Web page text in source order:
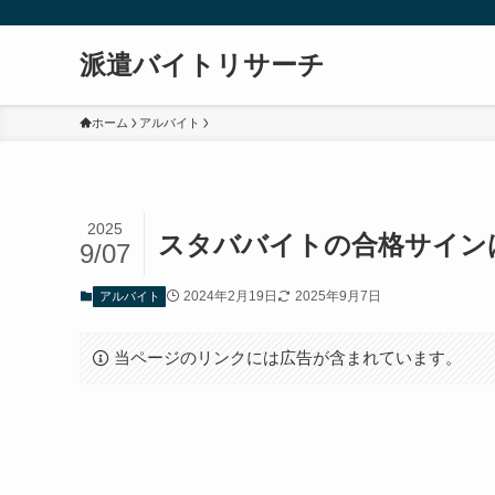
派遣バイトリサーチ
ホーム アルバイト
スタババイトの合格サイン
2025
9/07
アルバイト 2024年2月19日 2025年9月7日
当ページのリンクには広告が含まれています。